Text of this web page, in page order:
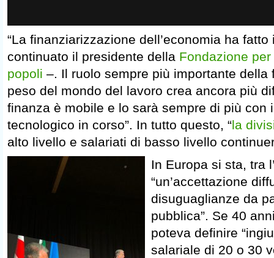
“La finanziarizzazione dell’economia ha fatto
continuato il presidente della Fondazione
popoli –. Il ruolo sempre più importante della
peso del mondo del lavoro crea ancora più
finanza è mobile e lo sarà sempre di più con
tecnologico in corso”. In tutto questo, “la
alto livello e salariati di basso livello
In Europa si sta, tra
“un’accettazione
disuguaglianze da
pubblica”. Se 40
poteva definire
salariale di 20 o 30